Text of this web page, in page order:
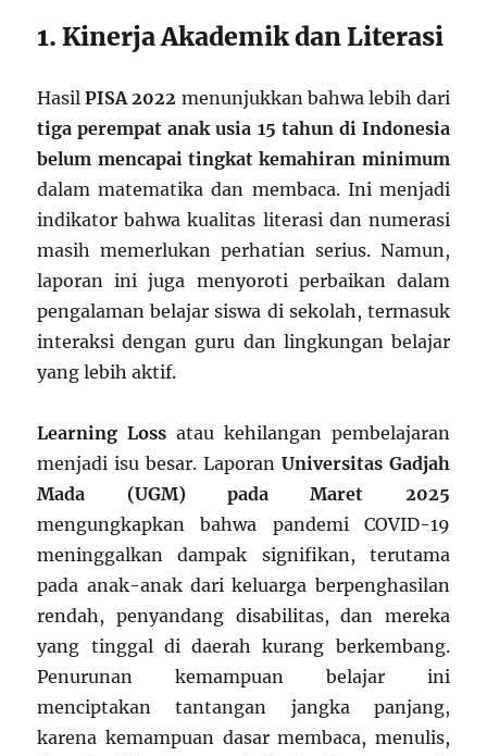
1. Kinerja Akademik dan Literasi
HasilPISA 2022 menunjukkan bahwa lebih dari
tiga perempat anak usia 15 tahun di Indonesia
belum mencapai tingkat kemahiran minimum
dalam matematika dan membaca. Ini menjadi
indikator bahwa kualitas literasi dan numerasi
masih memerlukan perhatian serius. Namun,
laporan ini juga menyoroti perbaikan dalam
pengalaman belajar siswa di sekolah, termasuk
interaksi dengan guru dan lingkungan belajar
yang lebih aktif.
Learning Loss atau kehilangan pembelajaran
menjadi isu besar. Laporan Universitas Gadjah
Mada (UGM) pada Maret 2025
mengungkapkan bahwa pandemi COVID-19
meninggalkan dampak signifikan, terutama
pada anak-anak dari keluarga berpenghasilan
rendah, penyandang disabilitas, dan mereka
yang tinggal di daerah kurang berkembang.
Penurunan kemampuan belajar ini
menciptakan tantangan jangka panjang,
karena kemampuan dasar membaca, menulis,